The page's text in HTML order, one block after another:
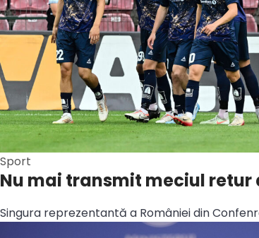
Sport
Nu mai transmit meciul retur
Singura reprezentantă a României din